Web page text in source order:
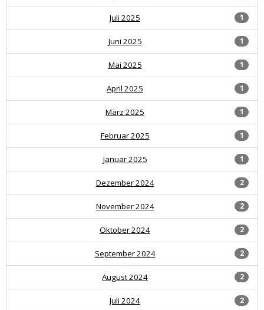
1
Juli 2025
1
Juni 2025
1
Mai 2025
1
April 2025
1
März 2025
1
Februar 2025
1
Januar 2025
2
Dezember 2024
2
November 2024
2
Oktober 2024
2
September 2024
2
August 2024
2
Juli 2024